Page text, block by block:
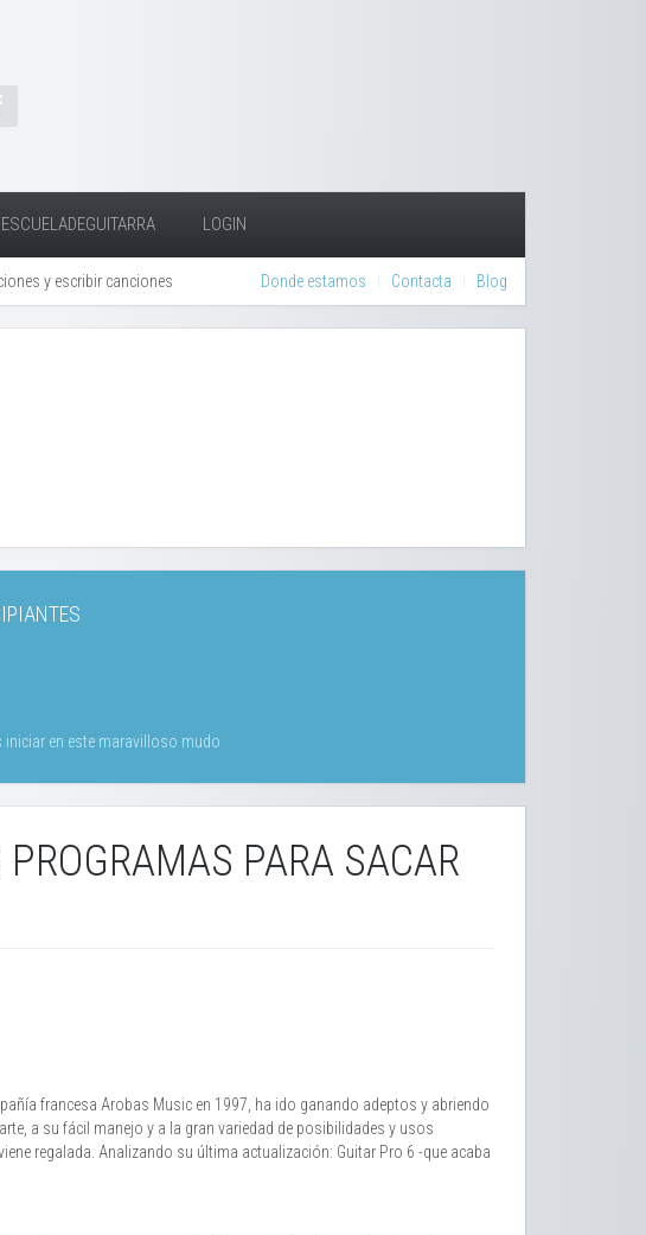
LOGIN
y escribir canciones Donde estamos Contacta Blog
iniciar en este maravilloso mudo
PARA SACAR
francesa Arobas Music en 1997, ha ido ganando adeptos y abriendo
a su fácil manejo y a la gran variedad de posibilidades y usos
regalada. Analizando su última actualización: Guitar Pro 6 -que acaba